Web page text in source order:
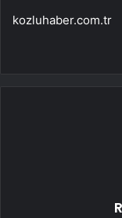
kozluhaber.com.tr